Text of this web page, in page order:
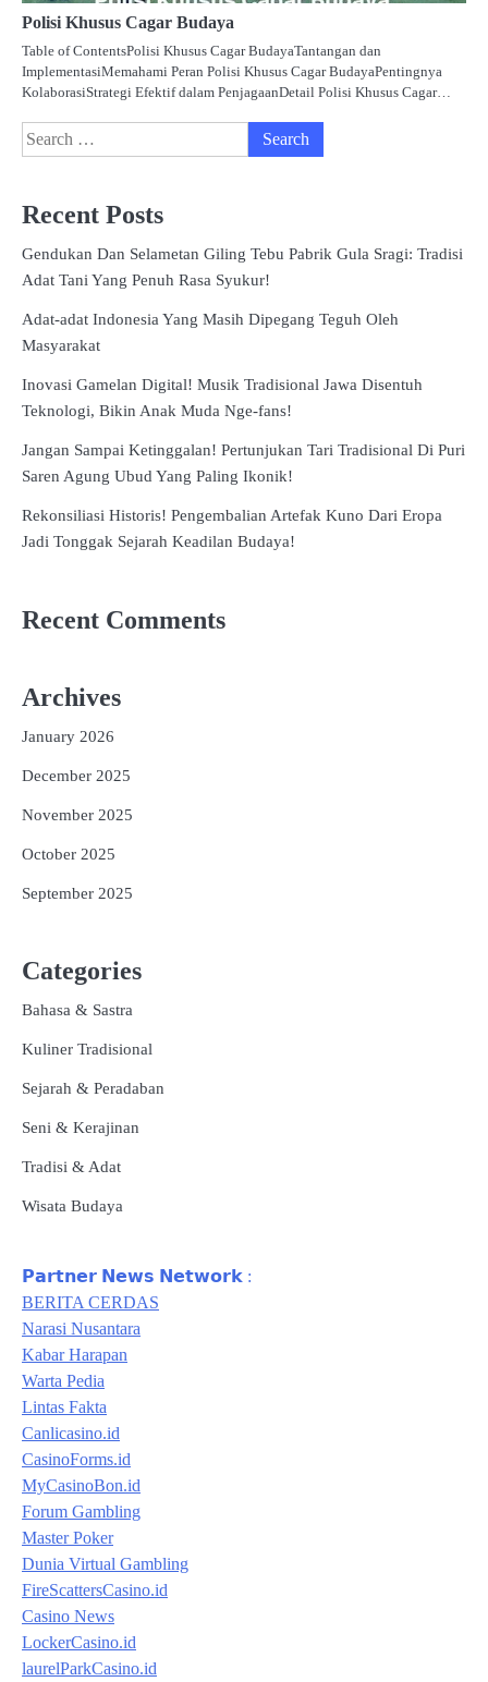
Polisi Khusus Cagar Budaya
Table of ContentsPolisi Khusus Cagar BudayaTantangan dan
ImplementasiMemahami Peran Polisi Khusus Cagar BudayaPentingnya
KolaborasiStrategi Efektif dalam PenjagaanDetail Polisi Khusus Cagar…
Search
for:
Recent Posts
Gendukan Dan Selametan Giling Tebu Pabrik Gula Sragi: Tradisi
Adat Tani Yang Penuh Rasa Syukur!
Adat-adat Indonesia Yang Masih Dipegang Teguh Oleh
Masyarakat
Inovasi Gamelan Digital! Musik Tradisional Jawa Disentuh
Teknologi, Bikin Anak Muda Nge-fans!
Jangan Sampai Ketinggalan! Pertunjukan Tari Tradisional Di Puri
Saren Agung Ubud Yang Paling Ikonik!
Rekonsiliasi Historis! Pengembalian Artefak Kuno Dari Eropa
Jadi Tonggak Sejarah Keadilan Budaya!
Recent Comments
Archives
January 2026
December 2025
November 2025
October 2025
September 2025
Categories
Bahasa & Sastra
Kuliner Tradisional
Sejarah & Peradaban
Seni & Kerajinan
Tradisi & Adat
Wisata Budaya
𝗣𝗮𝗿𝘁𝗻𝗲𝗿 𝗡𝗲𝘄𝘀 𝗡𝗲𝘁𝘄𝗼𝗿𝗸 :
BERITA CERDAS
Narasi Nusantara
Kabar Harapan
Warta Pedia
Lintas Fakta
Canlicasino.id
CasinoForms.id
MyCasinoBon.id
Forum Gambling
Master Poker
Dunia Virtual Gambling
FireScattersCasino.id
Casino News
LockerCasino.id
laurelParkCasino.id